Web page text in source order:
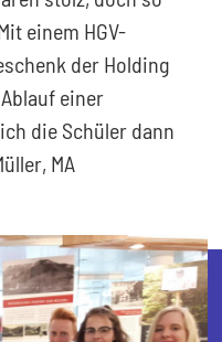
einem HGV-
der Holding
einer
die Schüler dann
MA